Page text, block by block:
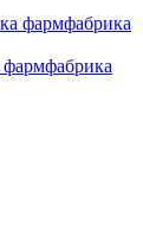
фармфабрика